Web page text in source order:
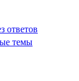
ответов
темы